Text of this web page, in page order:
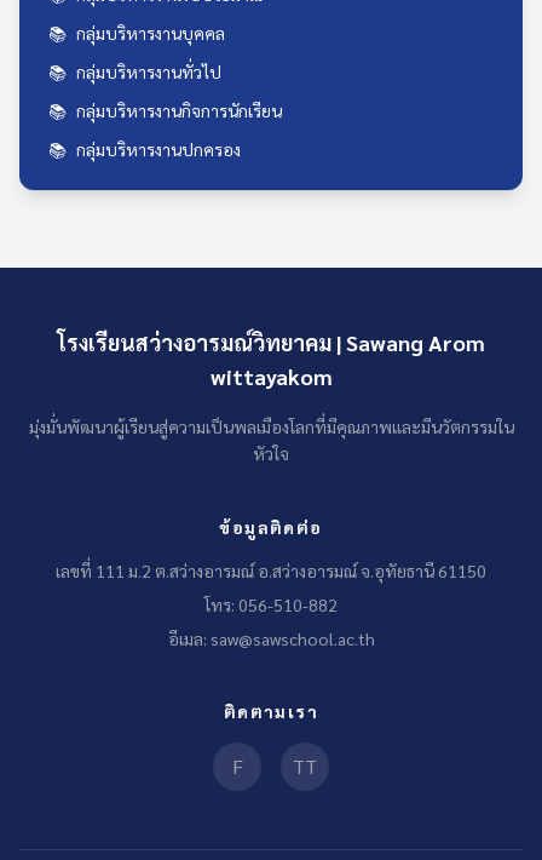
📚 กลุ่มบริหารงานบุคคล
📚️ กลุ่มบริหารงานทั่วไป
📚 กลุ่มบริหารงานกิจการนักเรียน
📚 กลุ่มบริหารงานปกครอง
โรงเรียนสว่างอารมณ์วิทยาคม | Sawang Arom
wittayakom
มุ่งมั่นพัฒนาผู้เรียนสู่ความเป็นพลเมืองโลกที่มีคุณภาพและมีนวัตกรรมใน
หัวใจ
ข้อมูลติดต่อ
เลขที่ 111 ม.2 ต.สว่างอารมณ์ อ.สว่างอารมณ์ จ.อุทัยธานี 61150
โทร: 056-510-882
อีเมล: saw@sawschool.ac.th
ติดตามเรา
F TT